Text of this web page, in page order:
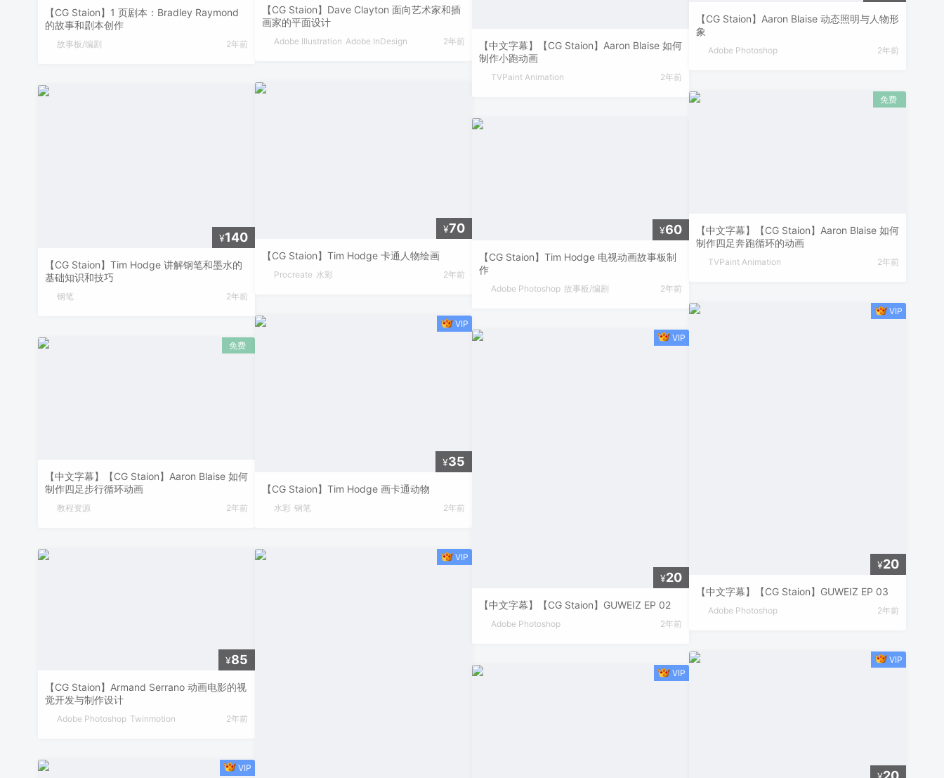
【CG Staion】1 页剧本：Bradley Raymond
的故事和剧本创作
故事板/编剧 2年前
¥140
【CG Staion】Tim Hodge 讲解钢笔和墨水的
基础知识和技巧
钢笔 2年前
【中文字幕】【CG Staion】Aaron Blaise 如何
制作四足步行循环动画
教程资源 2年前
¥85
【CG Staion】Armand Serrano 动画电影的视
觉开发与制作设计
Adobe Photoshop Twinmotion 2年前
【CG Staion】Dave Clayton 面向艺术家和插
画家的平面设计
Adobe Illustration Adobe InDesign 2年前
¥70
【CG Staion】Tim Hodge 卡通人物绘画
Procreate 水彩 2年前
¥35
【CG Staion】Tim Hodge 画卡通动物
水彩 钢笔 2年前
【中文字幕】【CG Staion】Aaron Blaise 如何
制作小跑动画
TVPaint Animation 2年前
¥60
【CG Staion】Tim Hodge 电视动画故事板制
作
Adobe Photoshop 故事板/编剧 2年前
¥20
【中文字幕】【CG Staion】GUWEIZ EP 02
Adobe Photoshop 2年前
【CG Staion】Aaron Blaise 动态照明与人物形
象
Adobe Photoshop 2年前
【中文字幕】【CG Staion】Aaron Blaise 如何
制作四足奔跑循环的动画
TVPaint Animation 2年前
¥20
【中文字幕】【CG Staion】GUWEIZ EP 03
Adobe Photoshop 2年前